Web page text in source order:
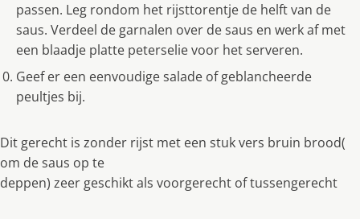
passen. Leg rondom het rĳsttorentje de helft van de
saus. Verdeel de garnalen over de saus en werk af met
een blaadje platte peterselie voor het serveren.
Geef er een eenvoudige salade of geblancheerde
peultjes bĳ.
Dit gerecht is zonder rĳst met een stuk vers bruin brood(
om de saus op te
deppen) zeer geschikt als voorgerecht of tussengerecht